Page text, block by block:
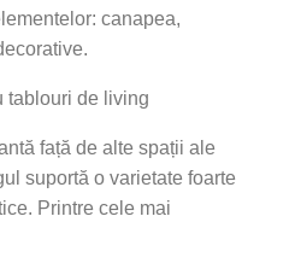
canapea,
tablouri de living
față de alte spații ale
suportă o varietate foarte
Printre cele mai